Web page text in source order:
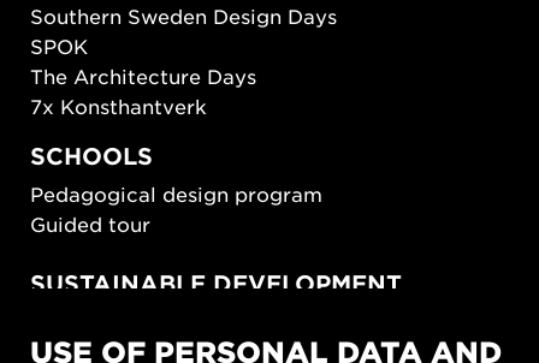
Southern Sweden Design Days
SPOK
The Architecture Days
7x Konsthantverk
SCHOOLS
Pedagogical design program
Guided tour
SUSTAINABLE DEVELOPMENT
SUSTAINORDIC
USE OF PERSONAL DATA AND